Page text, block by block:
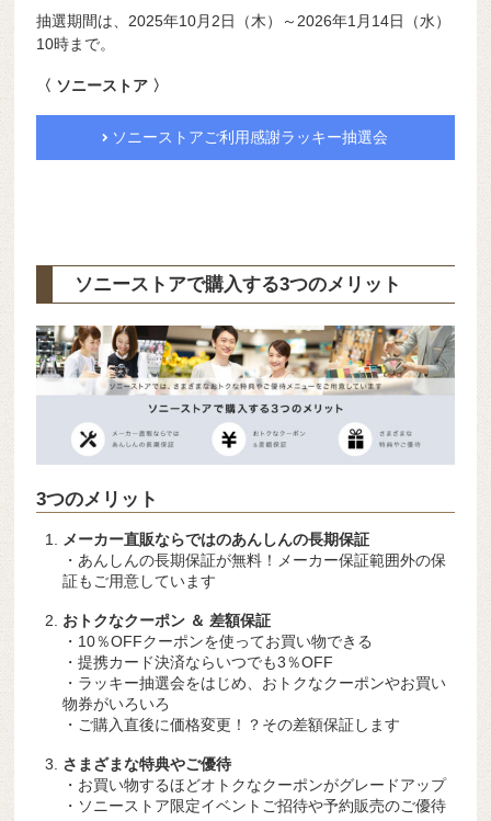
抽選期間は、2025年10月2日（木）～2026年1月14日（水）
10時まで。
〈 ソニーストア 〉
ソニーストアご利用感謝ラッキー抽選会
ソニーストアで購入する3つのメリット
3つのメリット
メーカー直販ならではのあんしんの長期保証
・あんしんの長期保証が無料！メーカー保証範囲外の保
証もご用意しています
おトクなクーポン ＆ 差額保証
・10％OFFクーポンを使ってお買い物できる
・提携カード決済ならいつでも3％OFF
・ラッキー抽選会をはじめ、おトクなクーポンやお買い
物券がいろいろ
・ご購入直後に価格変更！？その差額保証します
さまざまな特典やご優待
・お買い物するほどオトクなクーポンがグレードアップ
・ソニーストア限定イベントご招待や予約販売のご優待